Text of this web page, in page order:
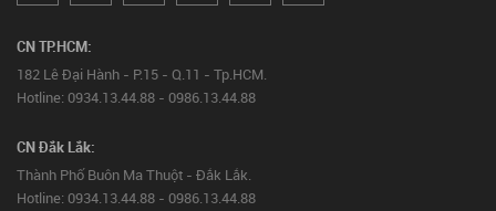
CN TP.HCM:
182 Lê Đại Hành - P.15 - Q.11 - Tp.HCM.
Hotline: 0934.13.44.88 - 0986.13.44.88
CN Đắk Lắk:
Thành Phố Buôn Ma Thuột - Đắk Lắk.
Hotline: 0934.13.44.88 - 0986.13.44.88